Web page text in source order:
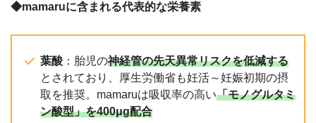
◆mamaruに含まれる代表的な栄養素
葉酸 ：胎児の神経管の先天異常リスクを低減する
とされており、厚生労働省も妊活～妊娠初期の摂
取を推奨。mamaruは吸収率の高い「モノグルタミ
ン酸型」を400μg配合